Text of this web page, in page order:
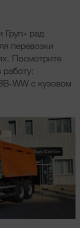
рад
перевозки
Посмотрите
WW с кузовом